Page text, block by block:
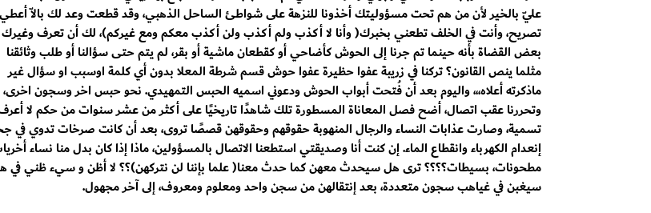
عليّ بالخير لأن من هم تحت مسؤوليتك أخذونا للنزهة على شواطئ الساحل الذهبي، وقد قطعت وعد لك بالاّ
تصريح، وأنت في الخلف تطعني بخبرك( وأنا لا أكذب ولم أكذب ولن أكذب معكم ومع غيركم)، لك أن تعرف
بعض القضاة بأنه حينما تم جرنا إلى الحوش كأضاحي أو كقطعان ماشية أو بقر، لم يتم حتى سؤالنا أو طلب وثائقنا
مثلما ينص القانون؟ تركنا في زريبة عفوا حظيرة عفوا حوش قسم شرطة المعلا بدون أي كلمة اوسبب او سؤال غير
ماذكرته أعلاه،،، واليوم بعد أن فُتحت أبواب الحوش ودعوني اسميه الحبس التمهيدي. نحو حبس اخر وسجون اخرى،
وتحررنا عقب اتصال، أضح فصل المعاناة المسطورة تلك شاهدًا تاريخيًا على أكثر من عشر سنوات من حكم لا
تسمية، وصارت عذابات النساء والرجال المنهوبة حقوقهم وحقوقهن قصصًا تروى، بعد أن كانت صرخات تدوي في
إنعدام الكهرباء وانقطاع الماء. إن كنت أنا وصديقتي استطعنا الاتصال بالمسؤولين، ماذا إذا كان بدل منا نساء
مطحونات، بسيطات؟؟؟؟ ترى هل سيحدث معهن كما حدث معنا( علما بإننا لن نتركهن)؟؟ لا أظن و سيء ظني في
سيغبن في غياهب سجون متعددة، بعد إنتقالهن من سجن واحد ومعلوم ومعروف، إلى آخر مجهول.